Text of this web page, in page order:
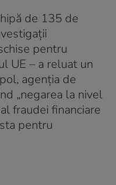
de 135 de
pentru
UE – a reluat un
agenţia de
„negarea la nivel
fraudei financiare
pentru